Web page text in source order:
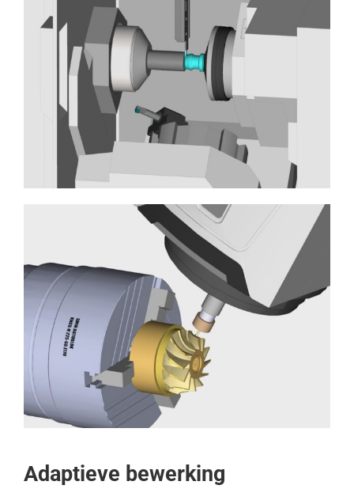
Adaptieve bewerking